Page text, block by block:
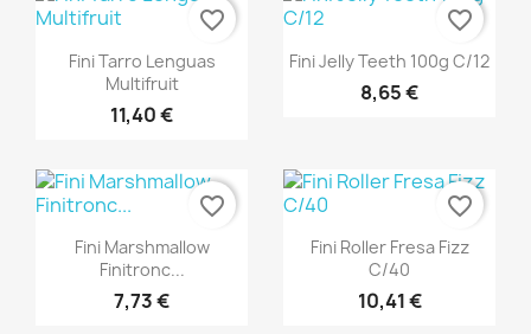
Vista rápida
Fini Tarro Lenguas
Multifruit
11,40 €
favorite_border
Vista rápida
Fini Jelly Teeth 100g C/12
8,65 €
favorite_border
Vista rápida
Fini Marshmallow
Finitronc...
7,73 €
favorite_border
Vista rápida
Fini Roller Fresa Fizz
C/40
10,41 €
favorite_border